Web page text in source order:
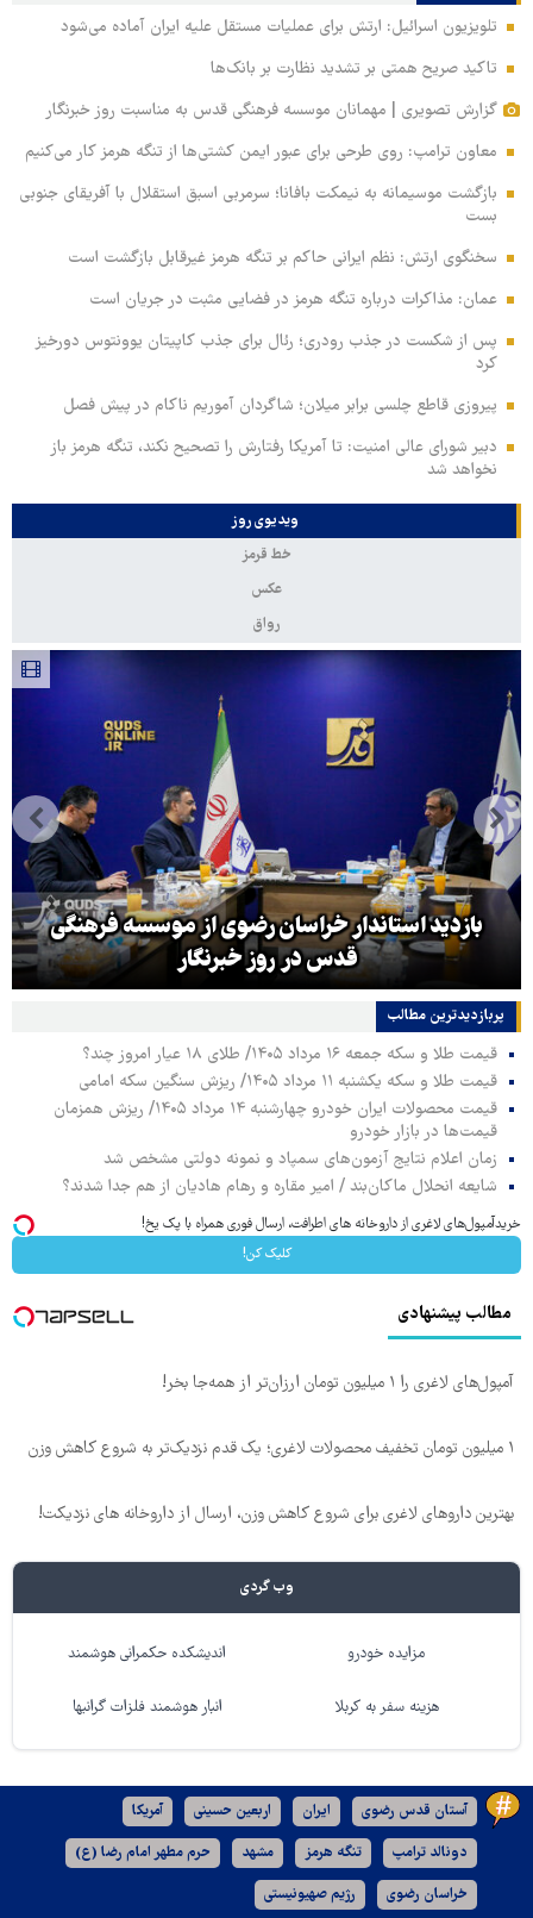
تلویزیون اسرائیل: ارتش برای عملیات مستقل علیه ایران آماده می‌شود
تاکید صریح همتی بر تشدید نظارت بر بانک‌ها
گزارش تصویری | مهمانان موسسه فرهنگی قدس به مناسبت روز خبرنگار
معاون ترامپ: روی طرحی برای عبور ایمن کشتی‌ها از تنگه هرمز کار می‌کنیم
بازگشت موسیمانه به نیمکت بافانا؛ سرمربی اسبق استقلال با آفریقای جنوبی
بست
سخنگوی ارتش: نظم ایرانی حاکم بر تنگه هرمز غیرقابل بازگشت است
عمان: مذاکرات درباره تنگه هرمز در فضایی مثبت در جریان است
پس از شکست در جذب رودری؛ رئال برای جذب کاپیتان یوونتوس دورخیز
کرد
پیروزی قاطع چلسی برابر میلان؛ شاگردان آموریم ناکام در پیش فصل
دبیر شورای عالی امنیت: تا آمریکا رفتارش را تصحیح نکند، تنگه هرمز باز
نخواهد شد
ویدیوی روز
خط قرمز
عکس
رواق
بازدید استاندار خراسان رضوی از موسسه فرهنگی
قدس در روز خبرنگار
پربازدیدترین‌ مطالب
قیمت طلا و سکه جمعه ۱۶ مرداد ۱۴۰۵/ طلای ۱۸ عیار امروز چند؟
قیمت طلا و سکه یکشنبه ۱۱ مرداد ۱۴۰۵/ ریزش سنگین سکه امامی
قیمت محصولات ایران خودرو چهارشنبه ۱۴ مرداد ۱۴۰۵/ ریزش همزمان
قیمت‌ها در بازار خودرو
زمان اعلام نتایج آزمون‌های سمپاد و نمونه دولتی مشخص شد
شایعه انحلال ماکان‌بند / امیر مقاره و رهام هادیان از هم جدا شدند؟
خریدآمپول‌های لاغری از داروخانه های اطرافت، ارسال فوری همراه با پک یخ!
کلیک کن!
مطالب پیشنهادی
آمپول‌های لاغری را ۱ میلیون تومان ارزان‌تر از همه‌جا بخر!
۱ میلیون تومان تخفیف محصولات لاغری؛ یک قدم نزدیک‌تر به شروع کاهش وزن
بهترین داروهای لاغری برای شروع کاهش وزن، ارسال از داروخانه های نزدیکت!
وب گردی
مزایده خودرو اندیشکده حکمرانی هوشمند
هزینه سفر به کربلا انبار هوشمند فلزات گرانبها
آستان قدس رضوی ایران اربعین حسینی آمریکا
دونالد ترامپ تنگه هرمز مشهد حرم مطهر امام رضا (ع)
خراسان رضوی رژیم صهیونیستی